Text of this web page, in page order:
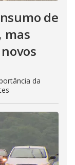
de
mas
da